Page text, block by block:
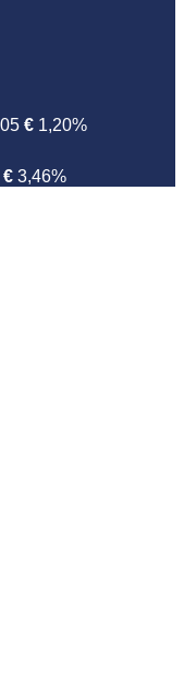
€ 1,20%
€ 3,46%